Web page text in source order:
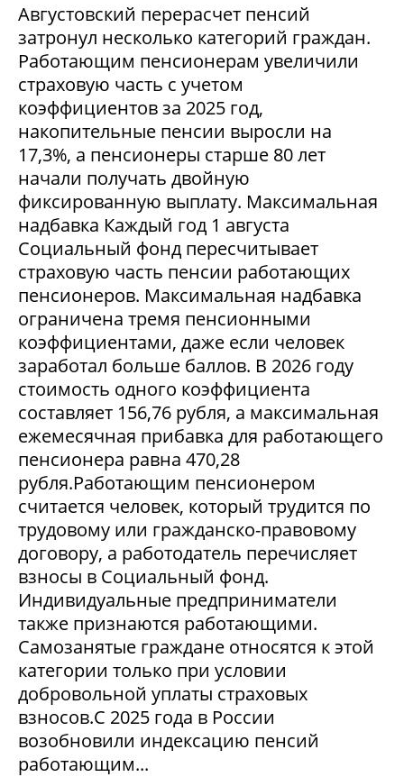
Августовский перерасчет пенсий
затронул несколько категорий граждан.
Работающим пенсионерам увеличили
страховую часть с учетом
коэффициентов за 2025 год,
накопительные пенсии выросли на
17,3%, а пенсионеры старше 80 лет
начали получать двойную
фиксированную выплату. Максимальная
надбавка Каждый год 1 августа
Социальный фонд пересчитывает
страховую часть пенсии работающих
пенсионеров. Максимальная надбавка
ограничена тремя пенсионными
коэффициентами, даже если человек
заработал больше баллов. В 2026 году
стоимость одного коэффициента
составляет 156,76 рубля, а максимальная
ежемесячная прибавка для работающего
пенсионера равна 470,28
рубля.Работающим пенсионером
считается человек, который трудится по
трудовому или гражданско-правовому
договору, а работодатель перечисляет
взносы в Социальный фонд.
Индивидуальные предприниматели
также признаются работающими.
Самозанятые граждане относятся к этой
категории только при условии
добровольной уплаты страховых
взносов.С 2025 года в России
возобновили индексацию пенсий
работающим...